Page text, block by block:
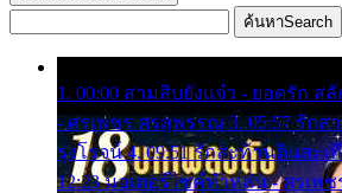
ค้นหาSearch
1. 00:00 สามสิบยังแจ๋ว - ยอดรัก ส
- ศรเพชร ศรสุพรรณ 3. 05:57 รักส
รุ่งโรจน์ 4. 09:51 รักสะท้านดินสะเ
12:23 มอเตอร์ไซค์ทำหล่น - ศรเพ